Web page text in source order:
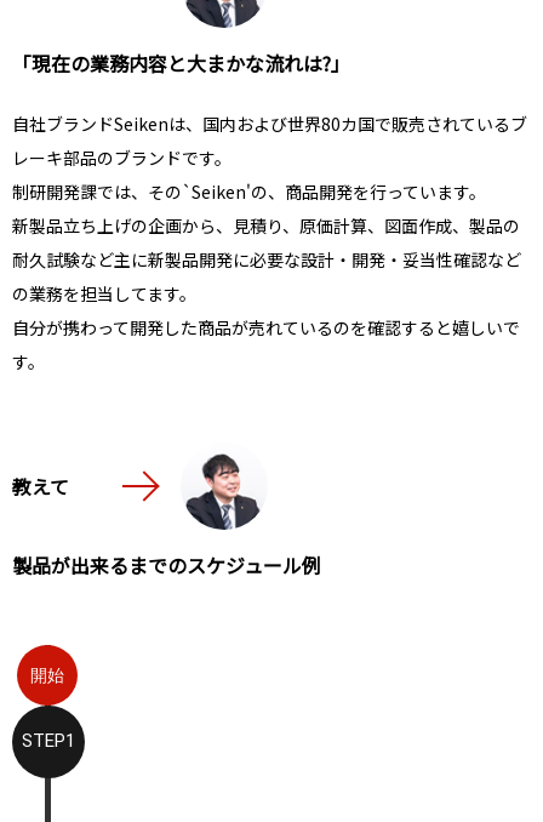
「現在の業務内容と大まかな流れは?」
自社ブランドSeikenは、国内および世界80カ国で販売されているブ
レーキ部品のブランドです。
制研開発課では、その`Seiken'の、商品開発を行っています。
新製品立ち上げの企画から、見積り、原価計算、図面作成、製品の
耐久試験など主に新製品開発に必要な設計・開発・妥当性確認など
の業務を担当してます。
自分が携わって開発した商品が売れているのを確認すると嬉しいで
す。
教えて
製品が出来るまでのスケジュール例
開始
STEP1